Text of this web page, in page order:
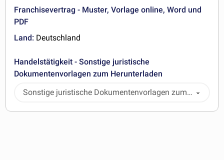
Franchisevertrag - Muster, Vorlage online, Word und
PDF
Land: Deutschland
Handelstätigkeit - Sonstige juristische
Dokumentenvorlagen zum Herunterladen
Sonstige juristische Dokumentenvorlagen zum
Herunterladen